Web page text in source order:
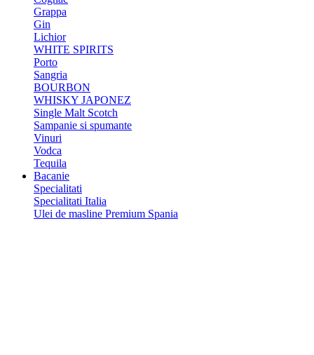
Grappa
Gin
Lichior
WHITE SPIRITS
Porto
Sangria
BOURBON
WHISKY JAPONEZ
Single Malt Scotch
Sampanie si spumante
Vinuri
Vodca
Tequila
Bacanie
Specialitati
Specialitati Italia
Ulei de masline Premium Spania